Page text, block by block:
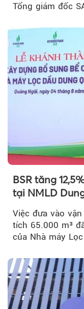
Tổng giám đốc
BSR tăng
tại NMLD
Việc đưa vào
tích 65.000 m³
của Nhà máy